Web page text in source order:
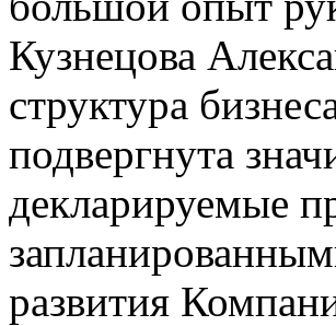
Кузнецова
структура
подвергнута
декларируемые
развития